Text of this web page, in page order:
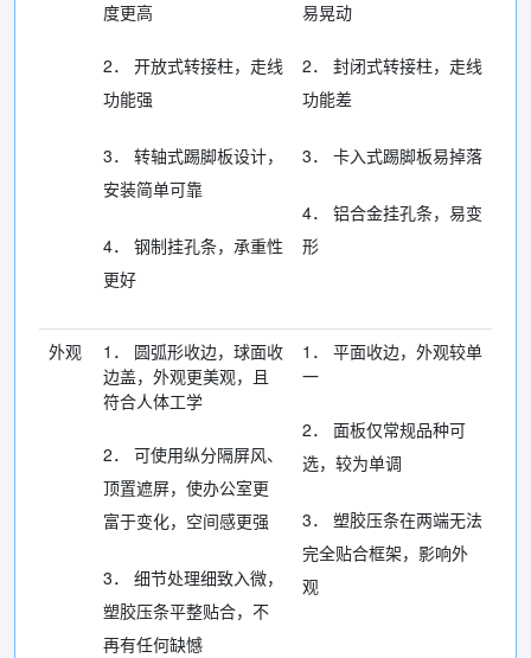
度更高
2． 开放式转接柱，走线
功能强
3． 转轴式踢脚板设计，
安装简单可靠
4． 钢制挂孔条，承重性
更好
易晃动
2． 封闭式转接柱，走线
功能差
3． 卡入式踢脚板易掉落
4． 铝合金挂孔条，易变
形
外观
1． 圆弧形收边，球面收
边盖，外观更美观，且
符合人体工学
2． 可使用纵分隔屏风、
顶置遮屏，使办公室更
富于变化，空间感更强
3． 细节处理细致入微，
塑胶压条平整贴合，不
再有任何缺憾
1． 平面收边，外观较单
一
2． 面板仅常规品种可
选，较为单调
3． 塑胶压条在两端无法
完全贴合框架，影响外
观